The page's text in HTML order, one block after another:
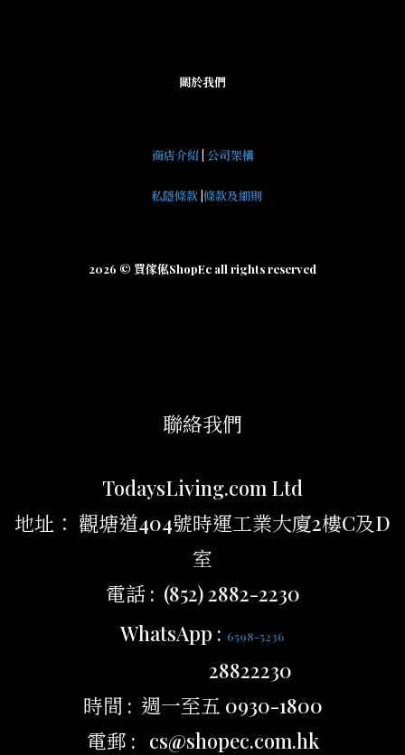
關於我們
商店介紹| 公司架構
私隱條款 條款及細則
2026 © 買傢俬ShopEc all rights reserved
聯絡我們
TodaysLiving.com Ltd
地址： 觀塘道404號時運工業大廈2樓C及D
室
電話 : (852) 2882-2230
WhatsApp : 6598-5236
28822230
時間 : 週一至五 0930-1800
電郵 : cs@shopec.com.hk